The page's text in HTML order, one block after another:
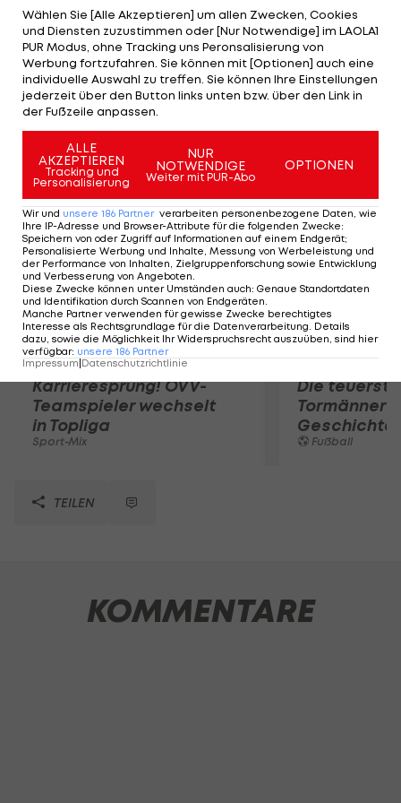
sich damit an die Spitze des Klassements. Mit 0,5
Ringen Rückstand holt Choi Young-Rae für Korea
zudem Silber. Bronze sichert sich der Chinese
Wang Zhiwei (3,4 Ringe Rückstand). Pech hat der
Vietnamese Xuan Vinh Hoang, der Platz drei nur
um 0,1 Ring verpasst.
Mehr zum Thema
Karrieresprung! ÖVV-
Teamspieler wechselt
in Topliga
Sport-Mix
Die
Tormänner
Geschichte
Fußball
TEILEN
KOMMENTARE
Wählen Sie [Alle Akzeptieren] um allen Zwecken, Cookies
und Diensten zuzustimmen oder [Nur Notwendige] im LAOLA1
PUR Modus, ohne Tracking uns Peronsalisierung von
Werbung fortzufahren. Sie können mit [Optionen] auch eine
individuelle Auswahl zu treffen. Sie können Ihre Einstellungen
jederzeit über den Button links unten bzw. über den Link in
der Fußzeile anpassen.
ALLE
AKZEPTIEREN
Tracking und
Personalisierung
NUR
NOTWENDIGE
Weiter mit PUR-Abo
OPTIONEN
Wir und unsere 186 Partner verarbeiten personenbezogene Daten, wie
Ihre IP-Adresse und Browser-Attribute für die folgenden Zwecke:
Speichern von oder Zugriff auf Informationen auf einem Endgerät;
Personalisierte Werbung und Inhalte, Messung von Werbeleistung und
der Performance von Inhalten, Zielgruppenforschung sowie Entwicklung
und Verbesserung von Angeboten.
Diese Zwecke können unter Umständen auch: Genaue Standortdaten
und Identifikation durch Scannen von Endgeräten.
Manche Partner verwenden für gewisse Zwecke berechtigtes
Interesse als Rechtsgrundlage für die Datenverarbeitung. Details
dazu, sowie die Möglichkeit Ihr Widerspruchsrecht auszuüben, sind hier
verfügbar: unsere 186 Partner
Impressum Datenschutzrichtlinie